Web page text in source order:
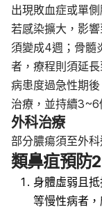
出現敗血症或單
若感染擴大，影
須變成4週；骨髓
者，療程則須延長
病患度過急性期
治療，並持續3~6
外科治療
部分膿瘍須至外
類鼻疽預防
身體虛弱且
等慢性病者